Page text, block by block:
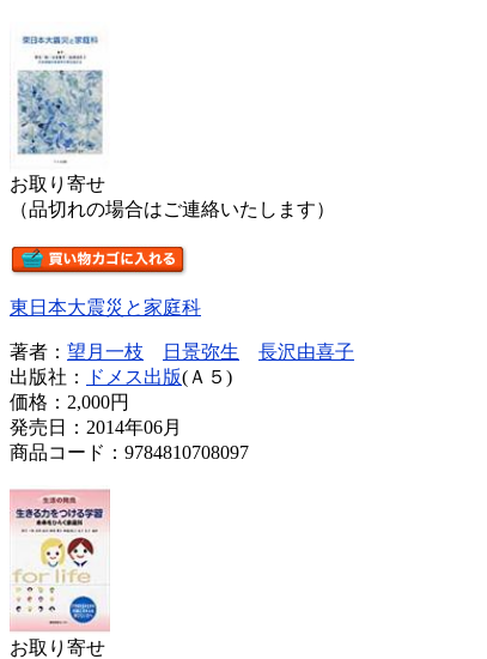
お取り寄せ
（品切れの場合はご連絡いたします）
東日本大震災と家庭科
著者： 望月一枝 日景弥生
長沢由喜子
出版社：
ドメス出版(Ａ５)
価格： 2,000円
発売日：2014年06月
商品コード：9784810708097
お取り寄せ